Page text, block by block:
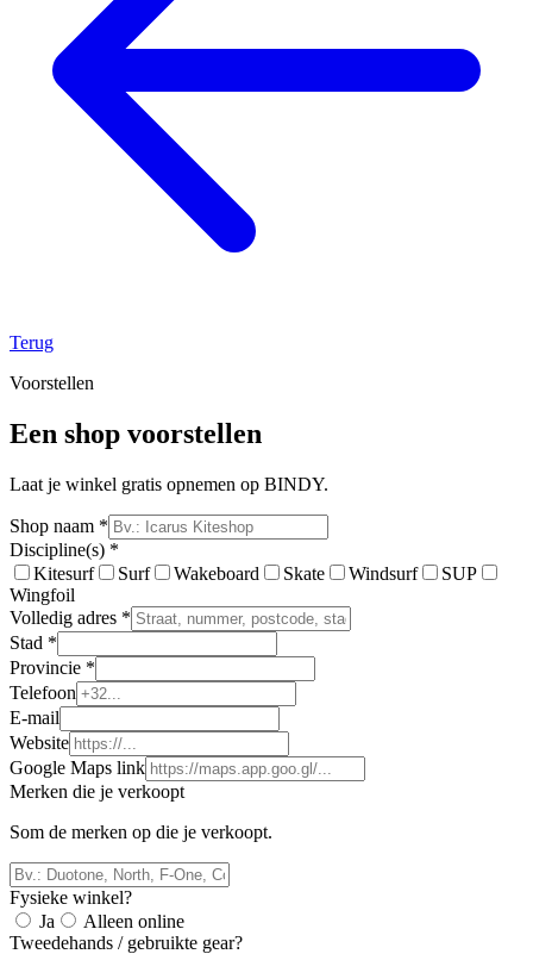
Terug
Voorstellen
Een shop voorstellen
Laat je winkel gratis opnemen op BINDY.
Shop naam *
Discipline(s) *
Kitesurf
Surf Wakeboard Skate Windsurf
SUP
Wingfoil
Volledig adres *
Stad *
Provincie *
Telefoon
E-mail
Website
Google Maps link
Merken die je verkoopt
Som de merken op die je verkoopt.
Fysieke winkel?
Ja
Alleen online
Tweedehands / gebruikte gear?